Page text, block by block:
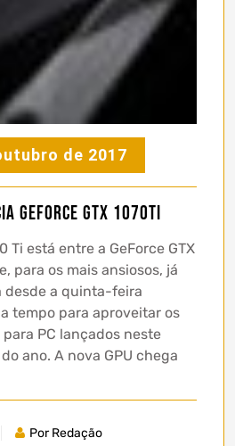
de 2017
GeForce GTX 1070Ti
Ti está entre a GeForce GTX
para os mais ansiosos, já
desde a quinta-feira
tempo para aproveitar os
PC lançados neste
ano. A nova GPU chega
Por Redação